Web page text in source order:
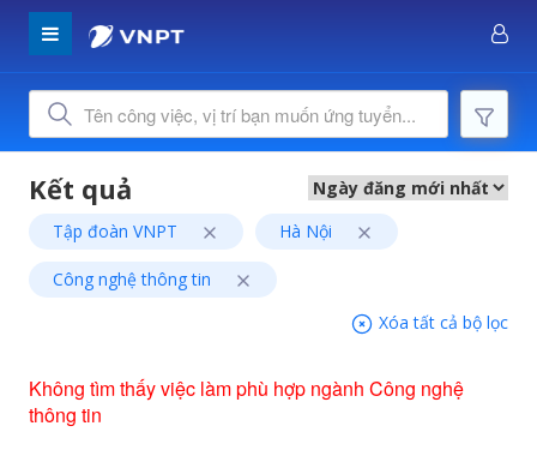
Tập đoàn VNPT Hà Nội
Công nghệ thông tin
Xóa tất cả bộ lọc
Không tìm thấy việc làm phù hợp ngành Công nghệ
thông tin